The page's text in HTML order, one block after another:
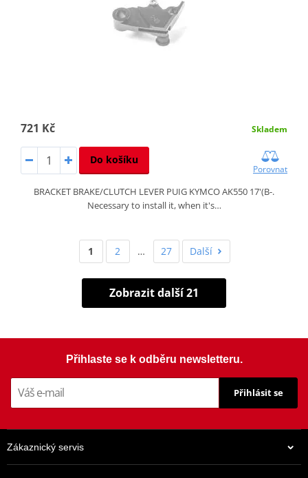
721 Kč Skladem
Do košíku
Porovnat
BRACKET BRAKE/CLUTCH LEVER PUIG KYMCO AK550 17'(B-.
Necessary to install it, when it's…
1 2 … 27 Další
Zobrazit další 21
Přihlaste se k odběru newsletteru.
Přihlásit se
Zákaznický servis